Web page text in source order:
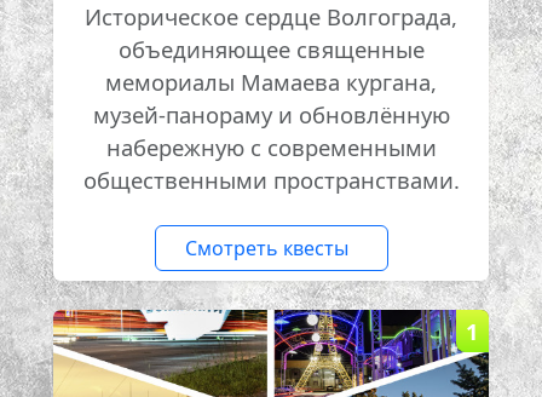
Историческое сердце Волгограда,
объединяющее священные
мемориалы Мамаева кургана,
музей-панораму и обновлённую
набережную с современными
общественными пространствами.
Смотреть квесты
1